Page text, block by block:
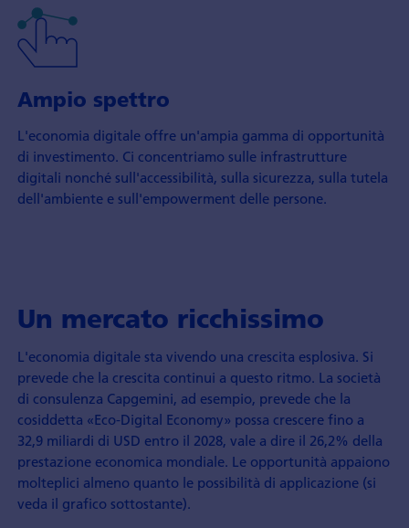
Ampio spettro
L'economia digitale offre un'ampia gamma di opportunità
di investimento. Ci concentriamo sulle infrastrutture
digitali nonché sull'accessibilità, sulla sicurezza, sulla tutela
dell'ambiente e sull'empowerment delle persone.
Un mercato ricchissimo
L'economia digitale sta vivendo una crescita esplosiva. Si
prevede che la crescita continui a questo ritmo. La società
di consulenza Capgemini, ad esempio, prevede che la
cosiddetta «Eco-Digital Economy» possa crescere fino a
32,9 miliardi di USD entro il 2028, vale a dire il 26,2% della
prestazione economica mondiale. Le opportunità appaiono
molteplici almeno quanto le possibilità di applicazione (si
veda il grafico sottostante).